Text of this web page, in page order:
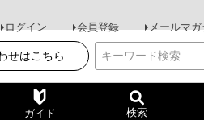
ログイン
会員登録 メールマガ
せはこちら
ガイド 検索